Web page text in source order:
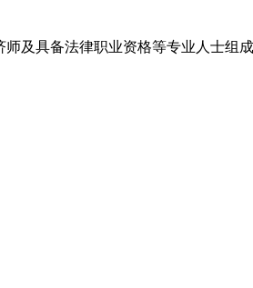
及具备法律职业资格等专业人士组